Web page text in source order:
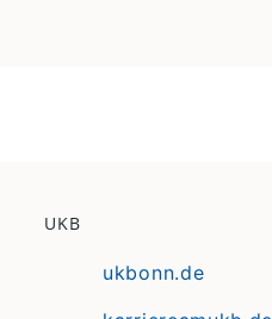
UKB
ukbonn.de